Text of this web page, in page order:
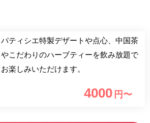
パティシエ特製デザートや点心、中国茶
やこだわりのハーブティーを飲み放題で
お楽しみいただけます。
4000 円〜